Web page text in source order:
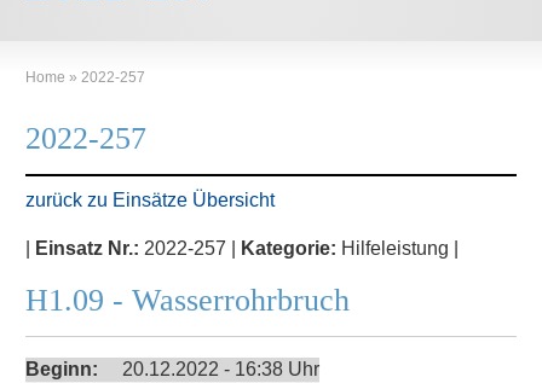
Home » 2022-257
2022-257
zurück zu Einsätze Übersicht
Einsatz Nr.: 2022-257 | Kategorie: Hilfeleistung |
H1.09 - Wasserrohrbruch
Beginn:
20.12.2022 - 16:38 Uhr